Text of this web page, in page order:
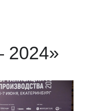
2024»